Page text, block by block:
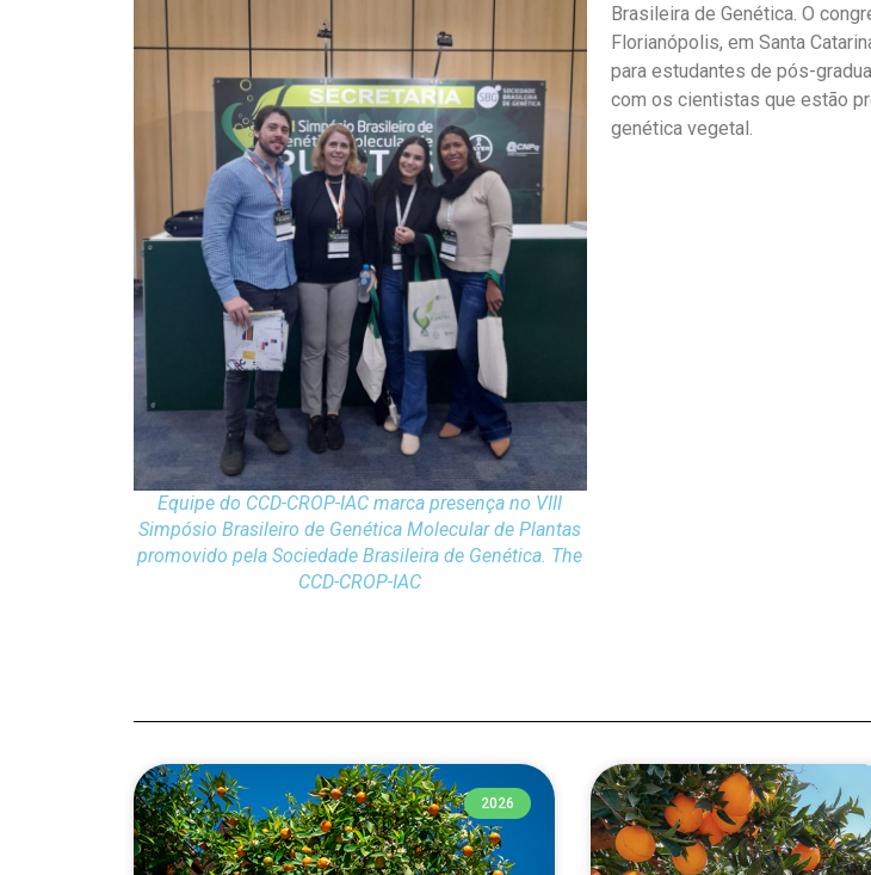
Equipe do CCD-CROP-IAC marca presença no VIII
Simpósio Brasileiro de Genética Molecular de Plantas
promovido pela Sociedade Brasileira de Genética. The
CCD-CROP-IAC
Brasileira de Genética. O
Florianópolis, em Santa
para estudantes de pós-
com os cientistas que estão
genética vegetal.
2026